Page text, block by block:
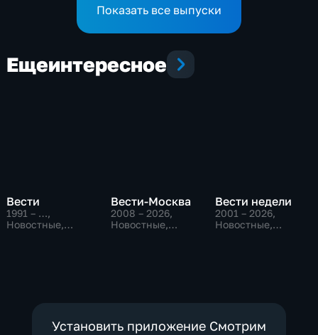
Показать все выпуски
Ещеинтересное
Вести
1991 – …,
Новостные,
Вести-Москва
2008 – 2026,
Новостные,
Вести недели
2001 – 2026,
Новостные,
Установить приложение Смотрим